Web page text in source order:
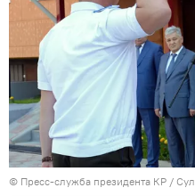
© Пресс-служба президента КР /